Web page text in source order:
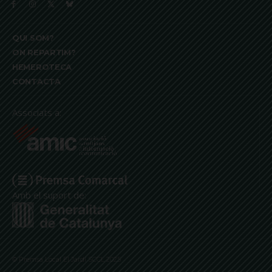
QUI SOM?
ON REPARTIM?
HEMEROTECA
CONTACTA
Associats a:
Amb el suport de:
© Premsa Local El Jardí SCCL 2025